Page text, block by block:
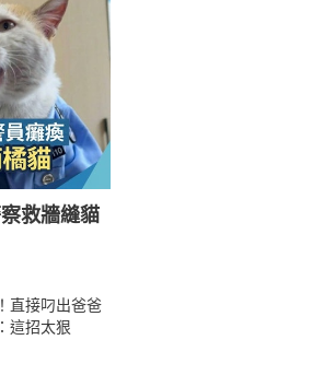
救牆縫貓
直接叼出爸爸
這招太狠